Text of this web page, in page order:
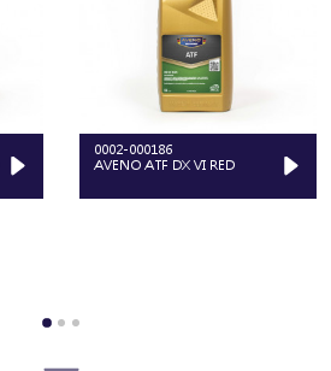
0002-000186
AVENO ATF DX VI RED